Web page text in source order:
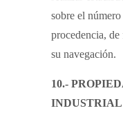
sobre el
procedencia, de
su navegación.
10.-
INDUSTRIAL